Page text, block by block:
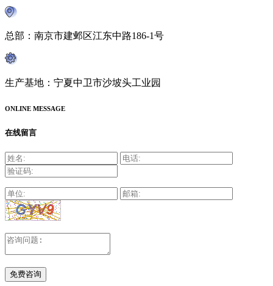
总部：南京市建邺区江东中路186-1号
生产基地：宁夏中卫市沙坡头工业园
ONLINE MESSAGE
在线留言